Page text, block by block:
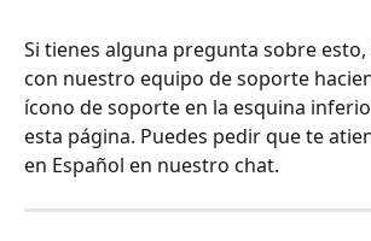
Si tienes alguna pregunta sobre
con nuestro equipo de soporte
ícono de soporte en la esquina
esta página. Puedes pedir que te
en Español en nuestro chat.